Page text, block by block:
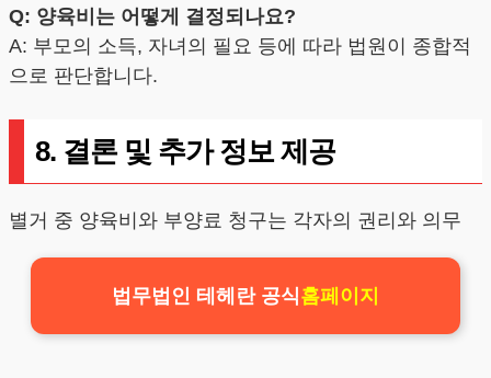
Q: 양육비는 어떻게 결정되나요?
A: 부모의 소득, 자녀의 필요 등에 따라 법원이 종합적
으로 판단합니다.
8. 결론 및 추가 정보 제공
별거 중 양육비와 부양료 청구는 각자의 권리와 의무
법무법인 테헤란 공식홈페이지